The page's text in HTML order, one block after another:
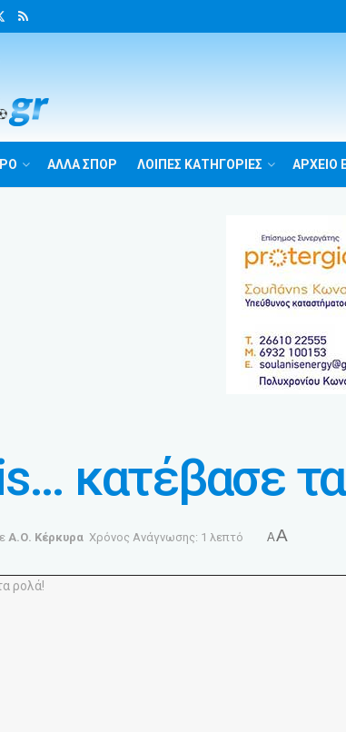
ΑΛΛΑ ΣΠΟΡ ΛΟΙΠΕΣ ΚΑΤΗΓΟΡΙΕΣ ΑΡΧΕΙΟ
κατέβασε
Α.Ο. Κέρκυρα Χρόνος Ανάγνωσης: 1 λεπτό AA